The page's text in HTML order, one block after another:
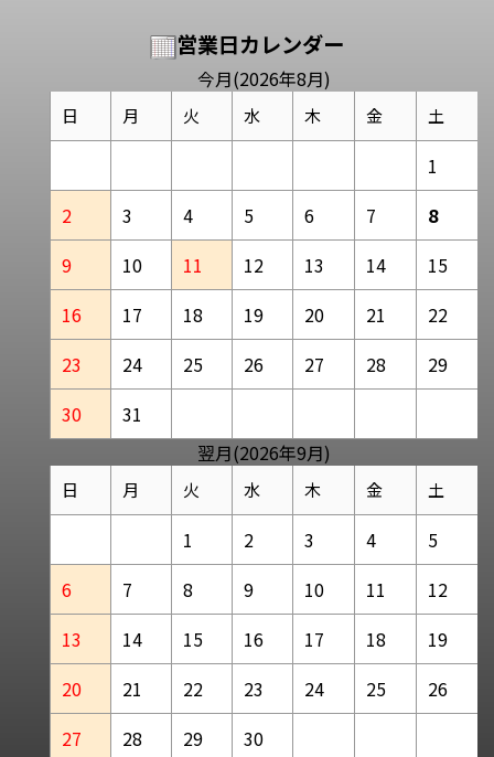
営業日カレンダー
今月(2026年8月)
日 月 火 水 木 金 土
1
2
3 4 5 6 7
8
9
10 11 12 13 14
15
16
17 18 19 20 21
22
23
24 25 26 27 28
29
30
31
翌月(2026年9月)
日 月 火 水 木 金 土
1 2 3 4
5
6
7 8 9 10 11
12
13
14 15 16 17 18
19
20
21 22 23 24 25
26
27
28 29 30